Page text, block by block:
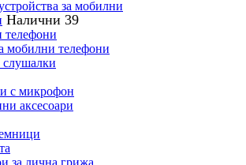
за мобилни
мобилни телефони
слушалки
с микрофон
аксесоари
за лична грижа
Налични 39